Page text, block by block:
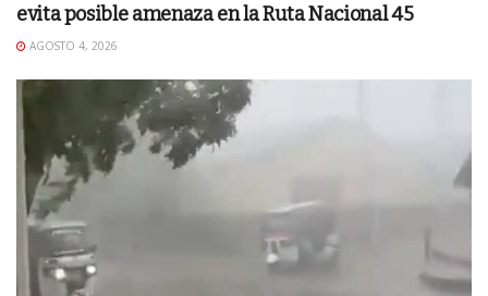
evita posible amenaza en la Ruta Nacional 45
AGOSTO 4, 2026